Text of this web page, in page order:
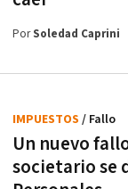
PorSoledad Caprini
Un nuevo
societario se
IMPUESTOS / Fallo